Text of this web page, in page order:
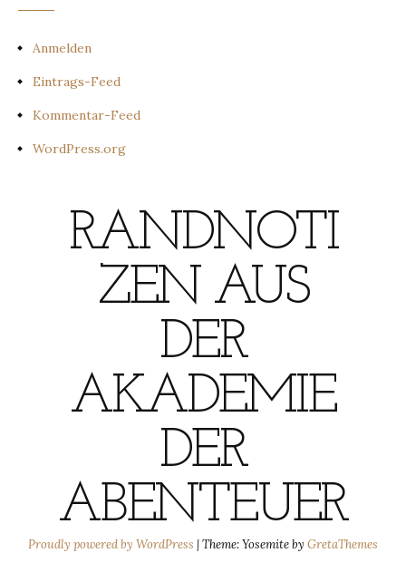
Anmelden
Eintrags-Feed
Kommentar-Feed
WordPress.org
RANDNOTI
ZEN AUS
DER
AKADEMIE
DER
ABENTEUER
Proudly powered by WordPress |Theme: Yosemite by GretaThemes